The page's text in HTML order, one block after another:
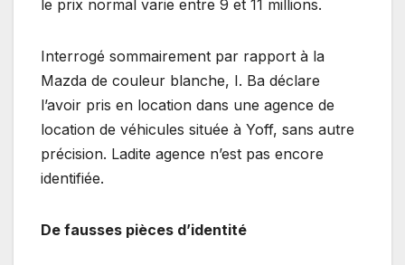
le prix normal varie entre 9 et 11 millions.
Interrogé sommairement par rapport à la
Mazda de couleur blanche, I. Ba déclare
l’avoir pris en location dans une agence de
location de véhicules située à Yoff, sans autre
précision. Ladite agence n’est pas encore
identifiée.
De fausses pièces d’identité